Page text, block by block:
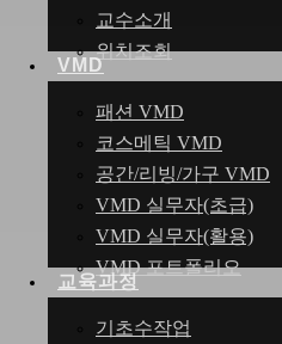
교수소개
위치조회
VMD
패션 VMD
코스메틱 VMD
공간/리빙/가구 VMD
VMD 실무자(초급)
VMD 실무자(활용)
VMD 포트폴리오
교육과정
기초수작업